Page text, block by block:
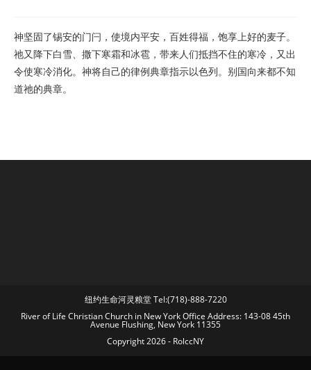
神坚固了锡安的门闩，使境内平安，百姓得福，饱享上好的麦子。
祂又降下白雪、撒下寒霜和冰雹，带来人们抵挡不住的寒冷，又出
令使寒冷消化。神将自己的律例典章指示以色列。别国向来都不知
道祂的典章。
纽约生命河灵粮堂 Tel:(718)-888-7220
River of Life Christian Church in New York Office Address: 143-08 45th
Avenue Flushing, New York 11355
Copyright 2026 - RolccNY